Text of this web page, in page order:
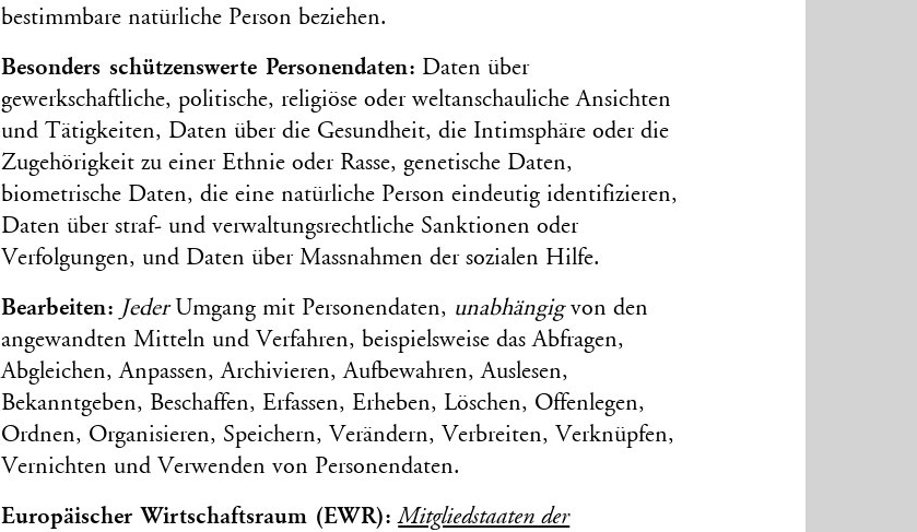
bestimmbare natürliche Person beziehen.
Besonders schützenswerte Personen­daten: Daten über
gewerk­schaftliche, politische, religiöse oder welt­anschauliche Ansichten
und Tätigkeiten, Daten über die Gesund­heit, die Intim­sphäre oder die
Zugehörigkeit zu einer Ethnie oder Rasse, genetische Daten,
biometrische Daten, die eine natürliche Person eindeutig identifizieren,
Daten über straf- und verwaltungs­rechtliche Sanktionen oder
Verfolgungen, und Daten über Mass­nahmen der sozialen Hilfe.
Bearbeiten: JederUmgang mit Personen­daten, unabhängigvon den
angewandten Mitteln und Verfahren, beispielsweise das Abfragen,
Abgleichen, Anpassen, Archivieren, Aufbewahren, Auslesen,
Bekannt­geben, Beschaffen, Erfassen, Erheben, Löschen, Offenlegen,
Ordnen, Organisieren, Speichern, Verändern, Verbreiten, Verknüpfen,
Vernichten und Verwenden von Personen­daten.
Europäischer Wirtschafts­raum (EWR): Mitglied­staaten der